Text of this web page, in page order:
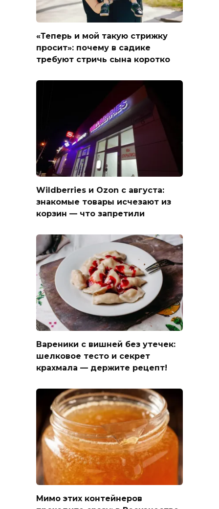
«Теперь и мой такую стрижку
просит»: почему в садике
требуют стричь сына коротко
Wildberries и Ozon с августа:
знакомые товары исчезают из
корзин — что запретили
Вареники с вишней без утечек:
шелковое тесто и секрет
крахмала — держите рецепт!
Мимо этих контейнеров